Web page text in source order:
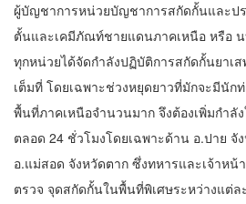
ผู้บัญชาการหน่วยบัญชาการสกัดกั้นและป
ตั้นและเคมีภัณท์ชายแดนภาคเหนือ หรือ
ทุกหน่วยได้จัดกำลังปฏิบัติการสกัดกั้นยาเ
เต็มที่ โดยเฉพาะช่วงหยุดยาวที่มักจะมีนัก
พื้นที่ภาคเหนือจำนวนมาก จึงต้องเพิ่มกำลั
ตลอด 24 ชั่วโมงโดยเฉพาะด้าน อ.ปาย จั
อ.แม่สอด จังหวัดตาก ซึ่งทหารและเจ้าหน้
ตรวจ จุดสกัดกั้นในพื้นที่พิเศษระหว่างแต่ล